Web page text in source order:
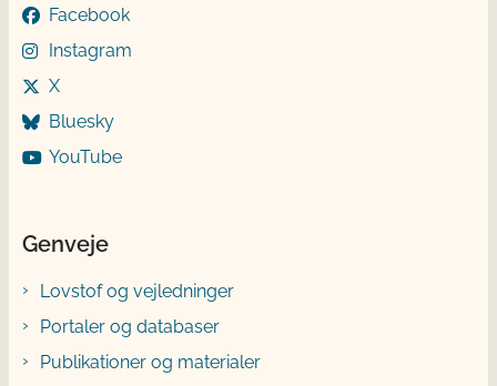
Facebook
Instagram
X
Bluesky
YouTube
Genveje
Lovstof og vejledninger
Portaler og databaser
Publikationer og materialer